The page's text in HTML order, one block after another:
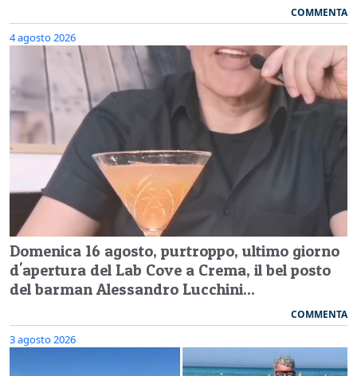
COMMENTA
4 agosto 2026
Domenica 16 agosto, purtroppo, ultimo giorno
d'apertura del Lab Cove a Crema, il bel posto
del barman Alessandro Lucchini...
COMMENTA
3 agosto 2026